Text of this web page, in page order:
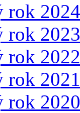
rok
rok
rok
rok
rok